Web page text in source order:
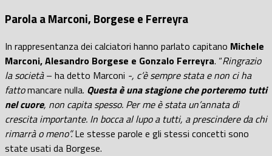
Parola a Marconi, Borgese e Ferreyra
In rappresentanza dei calciatori hanno parlato capitano Michele
Marconi, Alesandro Borgese e Gonzalo Ferreyra. “Ringrazio
la società– ha detto Marconi -, c’è sempre stata e non ci ha
fattomancare nulla. Questa è una stagione che porteremo tutti
nel cuore, non capita spesso. Per me è stata un’annata di
crescita importante. In bocca al lupo a tutti, a prescindere da chi
rimarrà o meno”.Le stesse parole e gli stessi concetti sono
state usati da Borgese.